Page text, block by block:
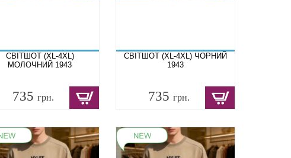
СВІТШОТ (XL-4XL)
МОЛОЧНИЙ 1943
735 грн.
СВІТШОТ (XL-4XL) ЧОРНИЙ
1943
735 грн.